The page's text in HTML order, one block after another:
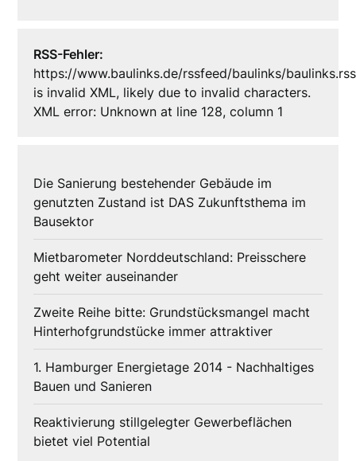
RSS-Fehler:
https://www.baulinks.de/rssfeed/baulinks/baulinks.rss
is invalid XML, likely due to invalid characters.
XML error: Unknown at line 128, column 1
Die Sanierung bestehender Gebäude im
genutzten Zustand ist DAS Zukunftsthema im
Bausektor
Mietbarometer Norddeutschland: Preisschere
geht weiter auseinander
Zweite Reihe bitte: Grundstücksmangel macht
Hinterhofgrundstücke immer attraktiver
1. Hamburger Energietage 2014 - Nachhaltiges
Bauen und Sanieren
Reaktivierung stillgelegter Gewerbeflächen
bietet viel Potential